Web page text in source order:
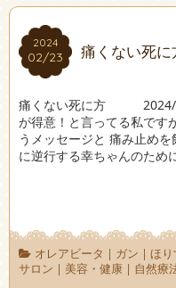
2024
02/23
2024
02/23 痛くない死に
痛くない死に方 2024/
が得意！と言ってる私で
うメッセージと 痛み止め
に逆行する幸ちゃんのため
オレアビータ | ガン | ほり
サロン | 美容・健康 | 自然療